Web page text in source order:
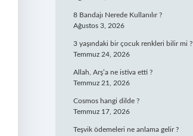
8 Bandajı Nerede Kullanılır ?
Ağustos 3, 2026
3 yaşındaki bir çocuk renkleri bilir mi ?
Temmuz 24, 2026
Allah, Arş’a ne istiva etti ?
Temmuz 21, 2026
Cosmos hangi dilde ?
Temmuz 17, 2026
Teşvik ödemeleri ne anlama gelir ?